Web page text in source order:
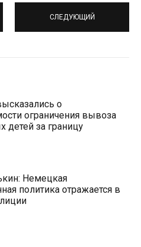
СЛЕДУЮЩИЙ
о
ограничения вывоза
детей за границу
Немецкая
политика отражается в